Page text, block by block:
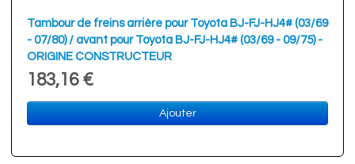
Tambour de freins arrière pour Toyota BJ-FJ-HJ4# (03/69
- 07/80) / avant pour Toyota BJ-FJ-HJ4# (03/69 - 09/75) -
ORIGINE CONSTRUCTEUR
183,16 €
Ajouter